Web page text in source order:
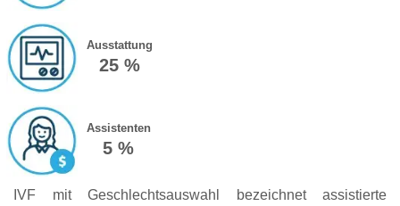
Ausstattung
25 %
Assistenten
5 %
IVF mit Geschlechtsauswahl bezeichnet assistierte